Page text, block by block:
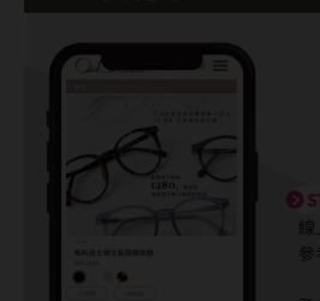
ReVIA蕾美
EverColor艾薇卡
Pony Pallet魔彩盤
CRYSTE晶瞳
DECORATIVE視妝美
SAMI佐美